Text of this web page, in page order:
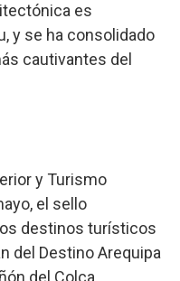
es
y se ha consolidado
cautivantes del
y Turismo
el sello
destinos turísticos
del Destino Arequipa